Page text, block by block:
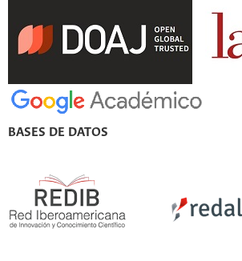
BASES DE DATOS